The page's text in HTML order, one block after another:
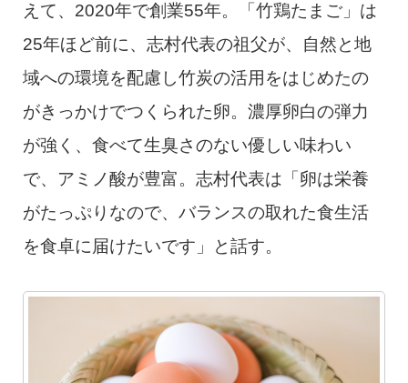
えて、2020年で創業55年。「竹鶏たまご」は
25年ほど前に、志村代表の祖父が、自然と地
域への環境を配慮し竹炭の活用をはじめたの
がきっかけでつくられた卵。濃厚卵白の弾力
が強く、食べて生臭さのない優しい味わい
で、アミノ酸が豊富。志村代表は「卵は栄養
がたっぷりなので、バランスの取れた食生活
を食卓に届けたいです」と話す。